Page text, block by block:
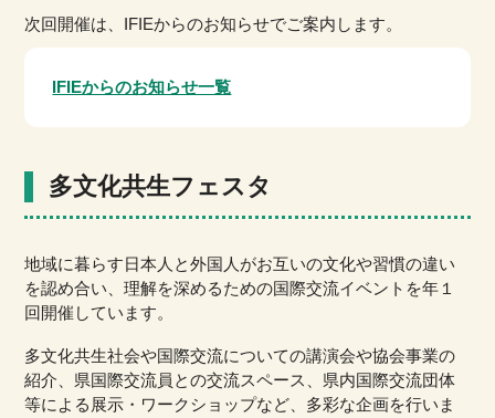
次回開催は、IFIEからのお知らせでご案内します。
IFIEからのお知らせ一覧
多文化共生フェスタ
地域に暮らす日本人と外国人がお互いの文化や習慣の違い
を認め合い、理解を深めるための国際交流イベントを年１
回開催しています。
多文化共生社会や国際交流についての講演会や協会事業の
紹介、県国際交流員との交流スペース、県内国際交流団体
等による展示・ワークショップなど、多彩な企画を行いま